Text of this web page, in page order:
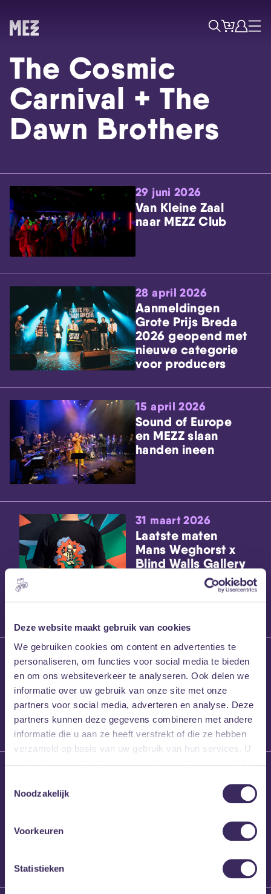
Deze website maakt gebruik van cookies
We gebruiken cookies om content en advertenties te
personaliseren, om functies voor social media te bieden
en om ons websiteverkeer te analyseren. Ook delen we
informatie over uw gebruik van onze site met onze
partners voor social media, adverteren en analyse. Deze
partners kunnen deze gegevens combineren met andere
informatie die u aan ze heeft verstrekt of die ze hebben
verzameld op basis van uw gebruik van hun services. U
Noodzakelijk
Voorkeuren
Statistieken
Skip navigatie
ZoekTicketsAccount
Menu
The Cosmic
Carnival + The
Dawn Brothers
29 juni 2026
Van Kleine Zaal
naar MEZZ Club
28 april 2026
Aanmeldingen
Grote Prijs Breda
2026 geopend met
nieuwe categorie
voor producers
15 april 2026
Sound of Europe
en MEZZ slaan
handen ineen
31 maart 2026
Laatste maten
Mans Weghorst x
Blind Walls Gallery
x MEZZ shirts
27 maart 2026
Willem’s Blog:
Frans Kalf
Willem’s Blog: High